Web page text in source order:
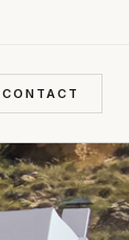
CONTACT